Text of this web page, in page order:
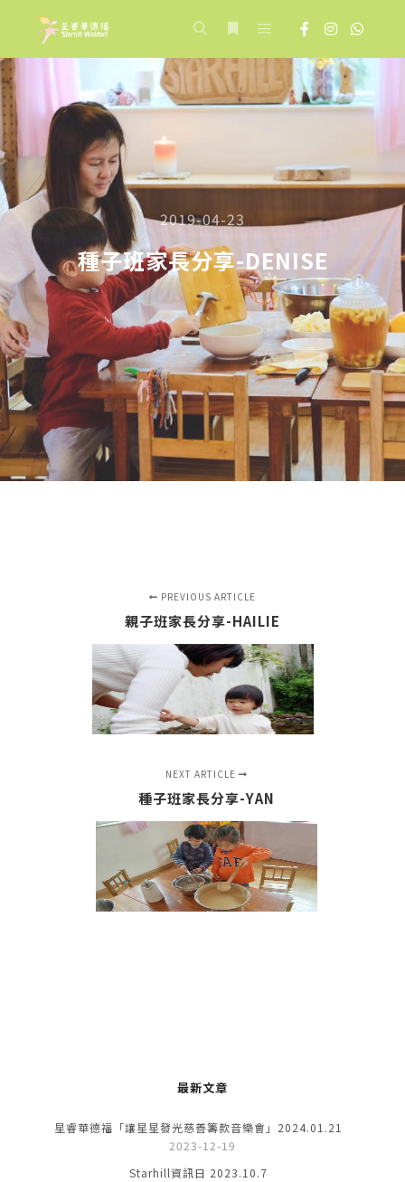
2019-04-23
種子班家長分享-DENISE
PREVIOUS ARTICLE
親子班家長分享-HAILIE
NEXT ARTICLE
種子班家長分享-YAN
最新文章
星睿華德福「讓星星發光慈善籌款音樂會」2024.01.21
2023-12-19
Starhill資訊日 2023.10.7